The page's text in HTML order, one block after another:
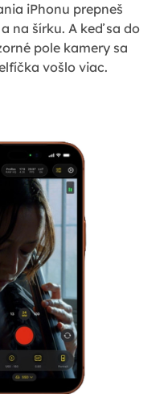
iPhonu prepneš
na šírku. A keď sa do
pole kamery sa
vošlo viac.